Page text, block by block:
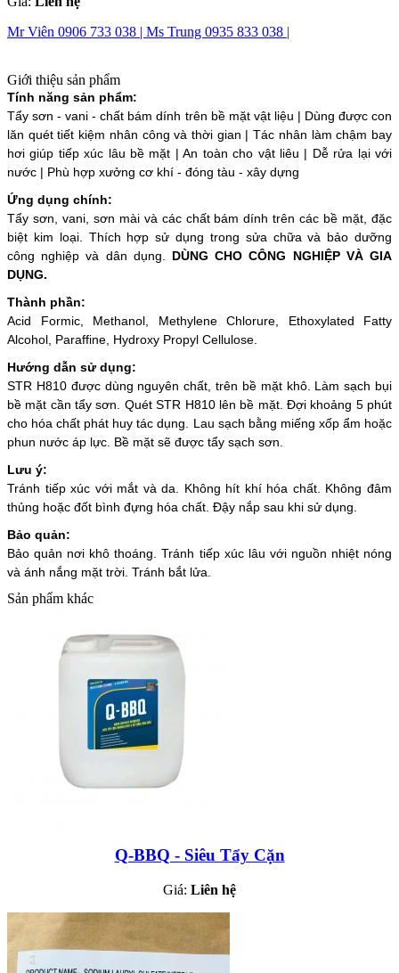
Mr Viên 0906 733 038 | Ms Trung 0935 833 038 |
Giới thiệu sản phẩm
Tính năng sản phẩm:
Tẩy sơn - vani - chất bám dính trên bề mặt vật liệu | Dùng được con
lăn quét tiết kiệm nhân công và thời gian | Tác nhân làm chậm bay
hơi giúp tiếp xúc lâu bề mặt | An toàn cho vật liêu | Dễ rửa lại với
nước | Phù hợp xưởng cơ khí - đóng tàu - xây dựng
Ứng dụng chính:
Tẩy sơn, vani, sơn mài và các chất bám dính trên các bề mặt, đặc
biệt kim loại. Thích hợp sử dụng trong sửa chữa và bảo dưỡng
công nghiệp và dân dụng. DÙNG CHO CÔNG NGHIỆP VÀ GIA
DỤNG.
Thành phần:
Acid Formic, Methanol, Methylene Chlorure, Ethoxylated Fatty
Alcohol, Paraffine, Hydroxy Propyl Cellulose.
Hướng dẫn sử dụng:
STR H810 được dùng nguyên chất, trên bề mặt khô. Làm sạch bụi
bề mặt cần tẩy sơn. Quét STR H810 lên bề mặt. Đợi khoảng 5 phút
cho hóa chất phát huy tác dụng. Lau sạch bằng miếng xốp ẩm hoặc
phun nước áp lực. Bề mặt sẽ được tẩy sạch sơn.
Lưu ý:
Tránh tiếp xúc với mắt và da. Không hít khí hóa chất. Không đâm
thủng hoặc đốt bình đựng hóa chất. Đậy nắp sau khi sử dụng.
Bảo quản:
Bảo quản nơi khô thoáng. Tránh tiếp xúc lâu với nguồn nhiệt nóng
và ánh nắng mặt trời. Tránh bắt lửa.
Sản phẩm khác
Q-BBQ - Siêu Tẩy Cặn
Giá: Liên hệ